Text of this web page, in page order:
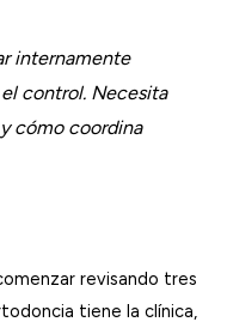
internamente
control. Necesita
cómo coordina
revisando tres
tiene la clínica,